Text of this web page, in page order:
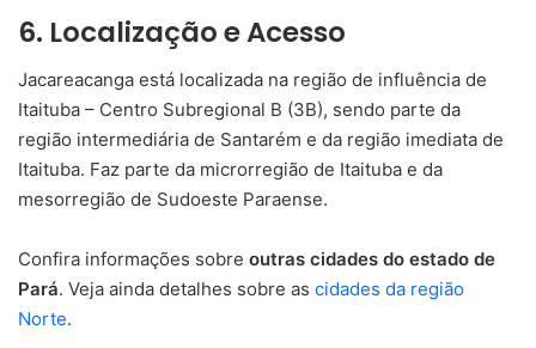
6. Localização e Acesso
Jacareacanga está localizada na região de influência de
Itaituba – Centro Subregional B (3B), sendo parte da
região intermediária de Santarém e da região imediata de
Itaituba. Faz parte da microrregião de Itaituba e da
mesorregião de Sudoeste Paraense.
Confira informações sobre outras cidades do estado de
Pará. Veja ainda detalhes sobre as cidades da região
Norte.